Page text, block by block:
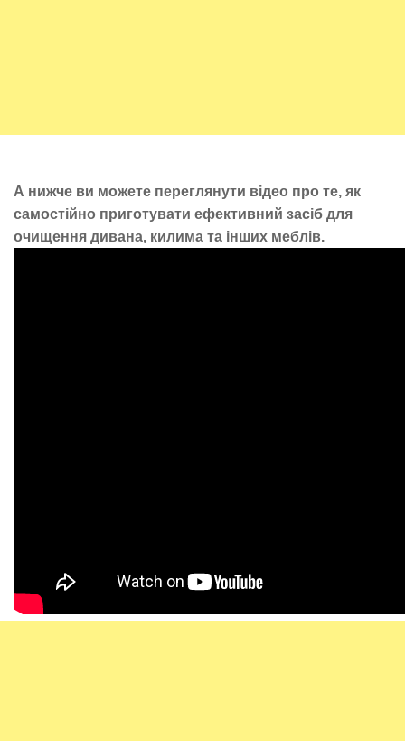
А нижче ви можете переглянути відео про те, як
самостійно приготувати ефективний засіб для
очищення дивана, килима та інших меблів.